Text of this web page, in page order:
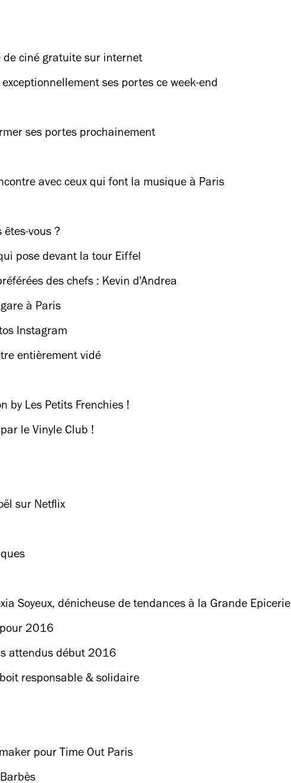
de ciné gratuite sur internet
ses portes ce week-end
ses portes prochainement
avec ceux qui font la musique à Paris
êtes-vous ?
pose devant la tour Eiffel
des chefs : Kevin d'Andrea
à Paris
Instagram
entièrement vidé
by Les Petits Frenchies !
le Vinyle Club !
sur Netflix
Soyeux, dénicheuse de tendances à la Grande Epicerie
2016
attendus début 2016
responsable & solidaire
pour Time Out Paris